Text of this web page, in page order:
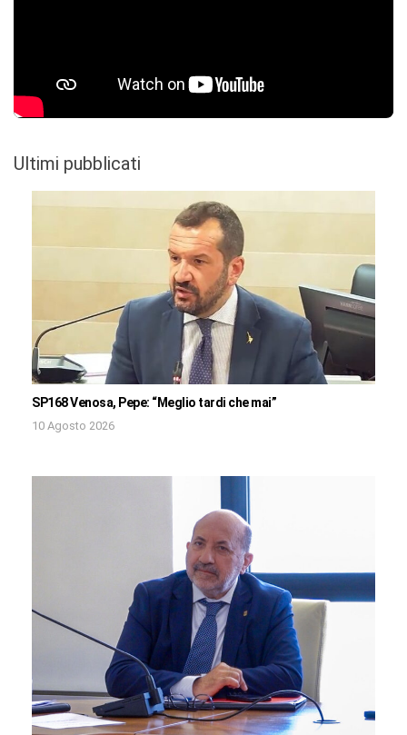
Ultimi pubblicati
SP168 Venosa, Pepe: “Meglio tardi che mai”
10 Agosto 2026